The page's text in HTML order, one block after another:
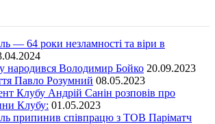
— 64 роки незламності та віри в
народився Володимир Бойко 20.09.2023
Павло Розумний 08.05.2023
Клубу Андрій Санін розповів про
Клубу: 01.05.2023
припинив співпрацю з ТОВ Паріматч